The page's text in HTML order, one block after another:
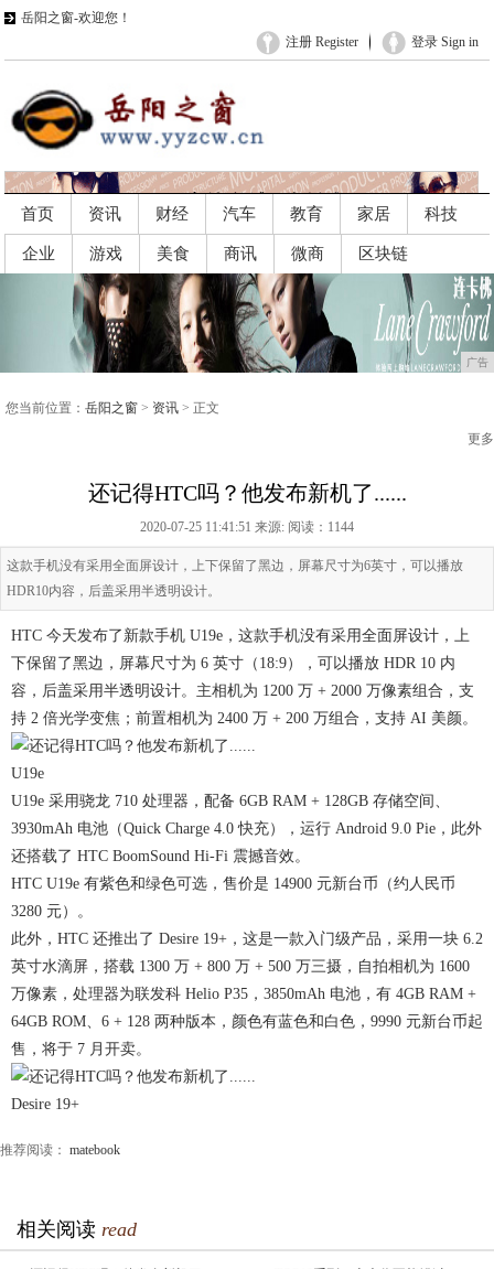
岳阳之窗-欢迎您！
登录 Sign in
注册 Register
首页 资讯 财经 汽车 教育 家居 科技
企业 游戏 美食 商讯 微商 区块链
广告
您当前位置： 岳阳之窗 > 资讯 > 正文
更多
还记得HTC吗？他发布新机了......
2020-07-25 11:41:51 来源: 阅读：1144
这款手机没有采用全面屏设计，上下保留了黑边，屏幕尺寸为6英寸，可以播放
HDR10内容，后盖采用半透明设计。
HTC 今天发布了新款手机 U19e，这款手机没有采用全面屏设计，上
下保留了黑边，屏幕尺寸为 6 英寸（18:9），可以播放 HDR 10 内
容，后盖采用半透明设计。主相机为 1200 万 + 2000 万像素组合，支
持 2 倍光学变焦；前置相机为 2400 万 + 200 万组合，支持 AI 美颜。
U19e
U19e 采用骁龙 710 处理器，配备 6GB RAM + 128GB 存储空间、
3930mAh 电池（Quick Charge 4.0 快充），运行 Android 9.0 Pie，此外
还搭载了 HTC BoomSound Hi-Fi 震撼音效。
HTC U19e 有紫色和绿色可选，售价是 14900 元新台币（约人民币
3280 元）。
此外，HTC 还推出了 Desire 19+，这是一款入门级产品，采用一块 6.2
英寸水滴屏，搭载 1300 万 + 800 万 + 500 万三摄，自拍相机为 1600
万像素，处理器为联发科 Helio P35，3850mAh 电池，有 4GB RAM +
64GB ROM、6 + 128 两种版本，颜色有蓝色和白色，9990 元新台币起
售，将于 7 月开卖。
Desire 19+
推荐阅读： matebook
相关阅读 read